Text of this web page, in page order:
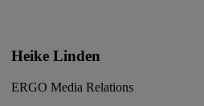
Heike Linden
ERGO Media Relations